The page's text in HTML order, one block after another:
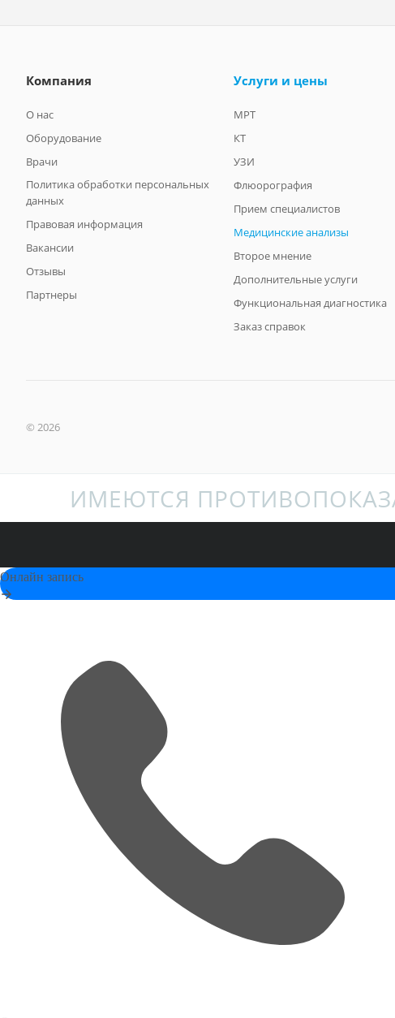
Компания
О нас
Оборудование
Врачи
Политика обработки персональных
данных
Правовая информация
Вакансии
Отзывы
Партнеры
Услуги и цены
МРТ
КТ
УЗИ
Флюорография
Прием специалистов
Медицинские анализы
Второе мнение
Дополнительные услуги
Функциональная диагностика
Заказ справок
© 2026
ИМЕЮТСЯ